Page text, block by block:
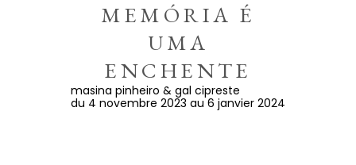
MEMÓRIA É
UMA
ENCHENTE
masina pinheiro & gal cipreste
du 4 novembre 2023 au 6 janvier 2024